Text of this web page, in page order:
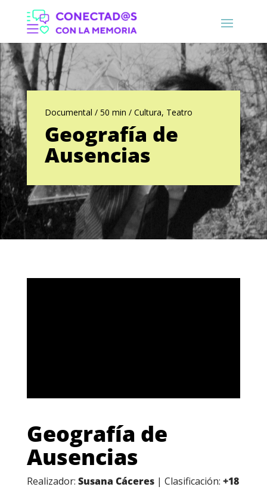
Documental / 50 min / Cultura, Teatro
Geografía de
Ausencias
Geografía de
Ausencias
Realizador: Susana Cáceres| Clasificación: +18